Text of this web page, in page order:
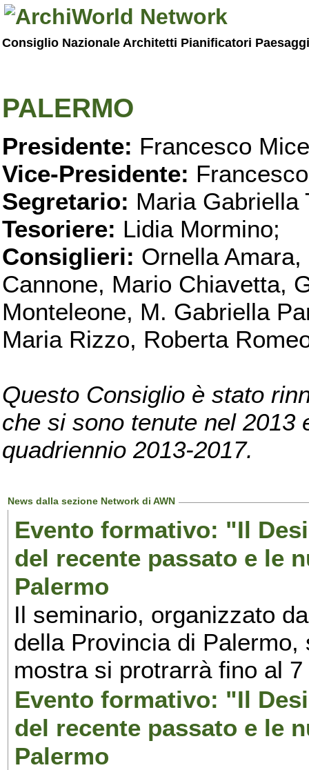
Consiglio Nazionale Architetti Pianificatori
PALERMO
Presidente: Francesco
Vice-Presidente:
Segretario: Maria Gabriella
Tesoriere: Lidia Mormino;
Consiglieri: Ornella
Cannone, Mario Chiavetta,
Monteleone, M. Gabriella
Maria Rizzo, Roberta
Questo Consiglio è stato
che si sono tenute nel 2013
quadriennio 2013-2017.
News dalla sezione Network di AWN
Evento formativo: "Il
del recente passato e le
Palermo
Il seminario, organizzato
della Provincia di
mostra si protrarrà fino al
Evento formativo: "Il
del recente passato e le
Palermo